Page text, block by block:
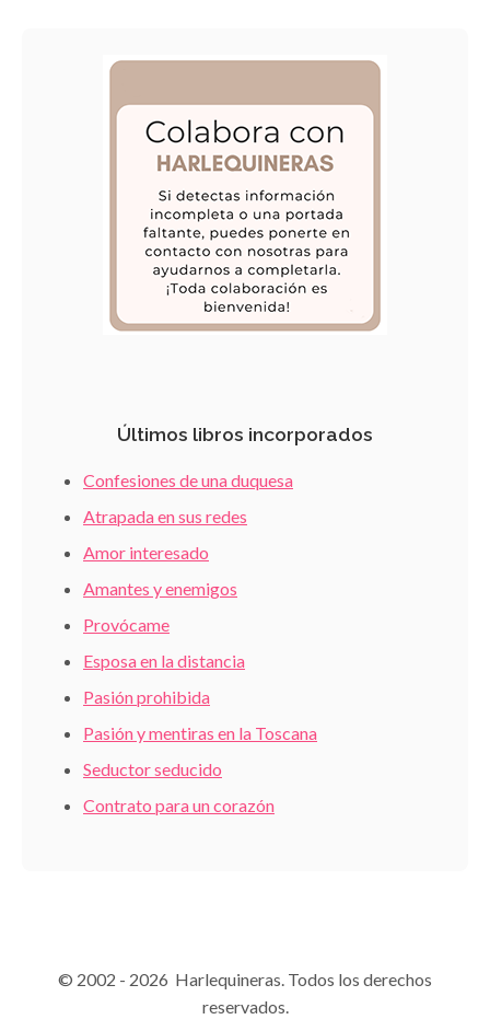
Últimos libros incorporados
Confesiones de una duquesa
Atrapada en sus redes
Amor interesado
Amantes y enemigos
Provócame
Esposa en la distancia
Pasión prohibida
Pasión y mentiras en la Toscana
Seductor seducido
Contrato para un corazón
© 2002 - 2026 Harlequineras. Todos los derechos
reservados.